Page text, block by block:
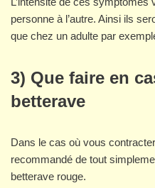
personne à l’autre. Ainsi ils
que chez un adulte par
3) Que faire en
betterave
Dans le cas où vous
recommandé de tout
betterave rouge.